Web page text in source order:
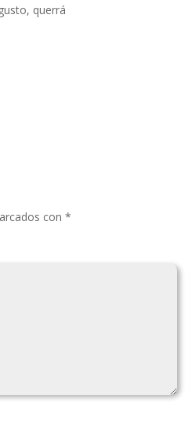
querrá
con*